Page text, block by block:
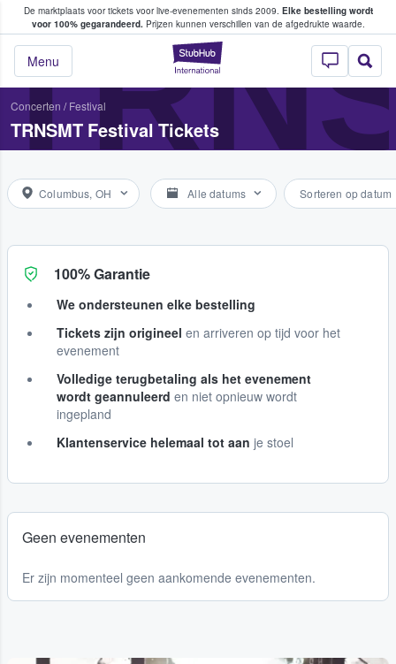
De marktplaats voor tickets voor live-evenementen sinds 2009. Elke bestelling wordt
voor 100% gegarandeerd.Prijzen kunnen verschillen van de afgedrukte waarde.
StubHub: waar
Menu
tickets kopen en verkopen
Concerten / Festival
TRNSMT Festival Tickets
Columbus, OH Alle datums Sorteren op datum
100% Garantie
We ondersteunen elke bestelling
Tickets zijn origineel en arriveren op tijd voor het
evenement
Volledige terugbetaling als het evenement
wordt geannuleerd en niet opnieuw wordt
ingepland
Klantenservice helemaal tot aan je stoel
Geen evenementen
Er zijn momenteel geen aankomende evenementen.